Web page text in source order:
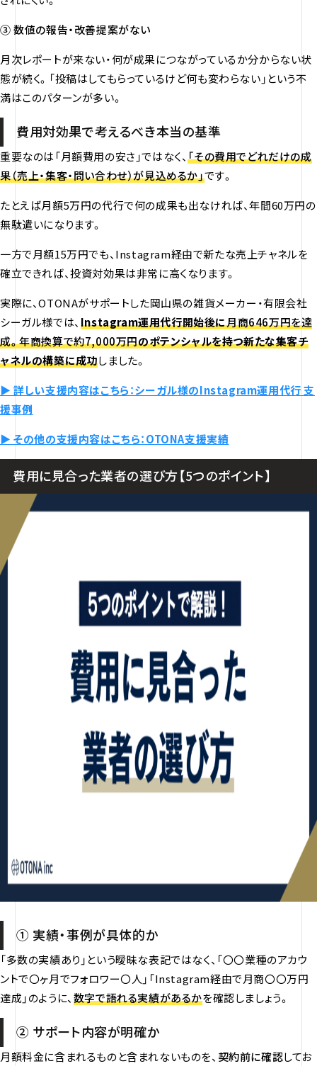
③ 数値の報告・改善提案がない
月次レポートが来ない・何が成果につながっているか分からない状
態が続く。「投稿はしてもらっているけど何も変わらない」という不
満はこのパターンが多い。
費用対効果で考えるべき本当の基準
重要なのは「月額費用の安さ」ではなく、「その費用でどれだけの成
果（売上・集客・問い合わせ）が見込めるか」です。
たとえば月額5万円の代行で何の成果も出なければ、年間60万円の
無駄遣いになります。
一方で月額15万円でも、Instagram経由で新たな売上チャネルを
確立できれば、投資対効果は非常に高くなります。
実際に、OTONAがサポートした岡山県の雑貨メーカー・有限会社
シーガル様では、Instagram運用代行開始後に月商646万円を達
成。年商換算で約7,000万円のポテンシャルを持つ新たな集客チ
ャネルの構築に成功しました。
▶ 詳しい支援内容はこちら：シーガル様のInstagram運用代行 支
援事例
▶ その他の支援内容はこちら：OTONA支援実績
費用に見合った業者の選び方【5つのポイント】
① 実績・事例が具体的か
「多数の実績あり」という曖昧な表記ではなく、「〇〇業種のアカウ
ントで〇ヶ月でフォロワー〇人」「Instagram経由で月商〇〇万円
達成」のように、 数字で語れる実績があるかを確認しましょう。
② サポート内容が明確か
月額料金に含まれるものと含まれないものを、 契約前に確認してお